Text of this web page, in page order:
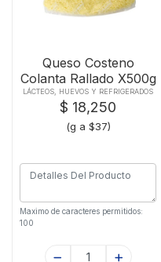
Queso Costeno
Colanta Rallado X500g
LÁCTEOS, HUEVOS Y REFRIGERADOS
$ 18,250
(g a $37)
Maximo de caracteres permitidos:
100